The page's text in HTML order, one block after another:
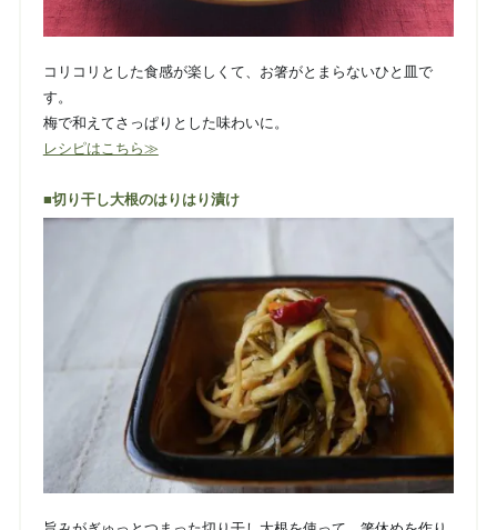
コリコリとした食感が楽しくて、お箸がとまらないひと皿で
す。
梅で和えてさっぱりとした味わいに。
レシピはこちら≫
■切り干し大根のはりはり漬け